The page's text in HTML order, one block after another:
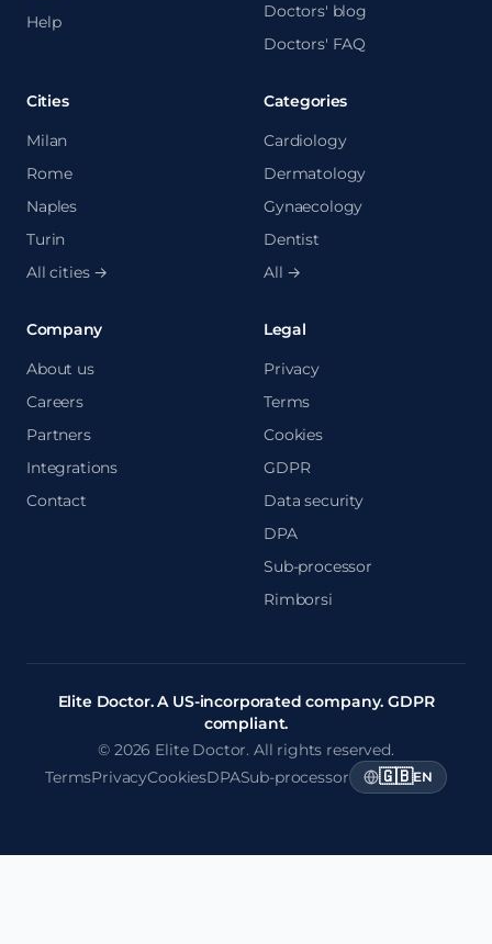
Help
Doctors' blog
Doctors' FAQ
Cities
Milan
Rome
Naples
Turin
All cities →
Categories
Cardiology
Dermatology
Gynaecology
Dentist
All →
Company
About us
Careers
Partners
Integrations
Contact
Legal
Privacy
Terms
Cookies
GDPR
Data security
DPA
Sub-processor
Rimborsi
Elite Doctor. A US-incorporated company. GDPR
compliant.
© 2026 Elite Doctor. All rights reserved.
TermsPrivacyCookiesDPASub-processor 🇬🇧EN